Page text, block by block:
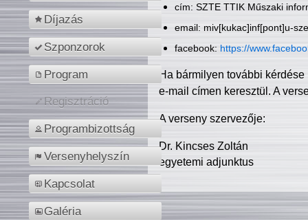
Díjazás
Szponzorok
Program
Regisztráció
Programbizottság
Versenyhelyszín
Kapcsolat
Galéria
cím: SZTE TTIK Műszaki
email: miv[kukac]inf[pont]u-
facebook: https://
Ha bármilyen további
e-mail címen keresztül. A
A verseny szervezője:
Dr. Kincses Zoltán
egyetemi adjunktus